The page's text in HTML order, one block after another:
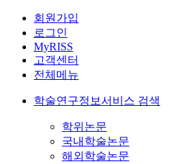
회원가입
로그인
MyRISS
고객센터
전체메뉴
학술연구정보서비스 검색
학위논문
국내학술논문
해외학술논문